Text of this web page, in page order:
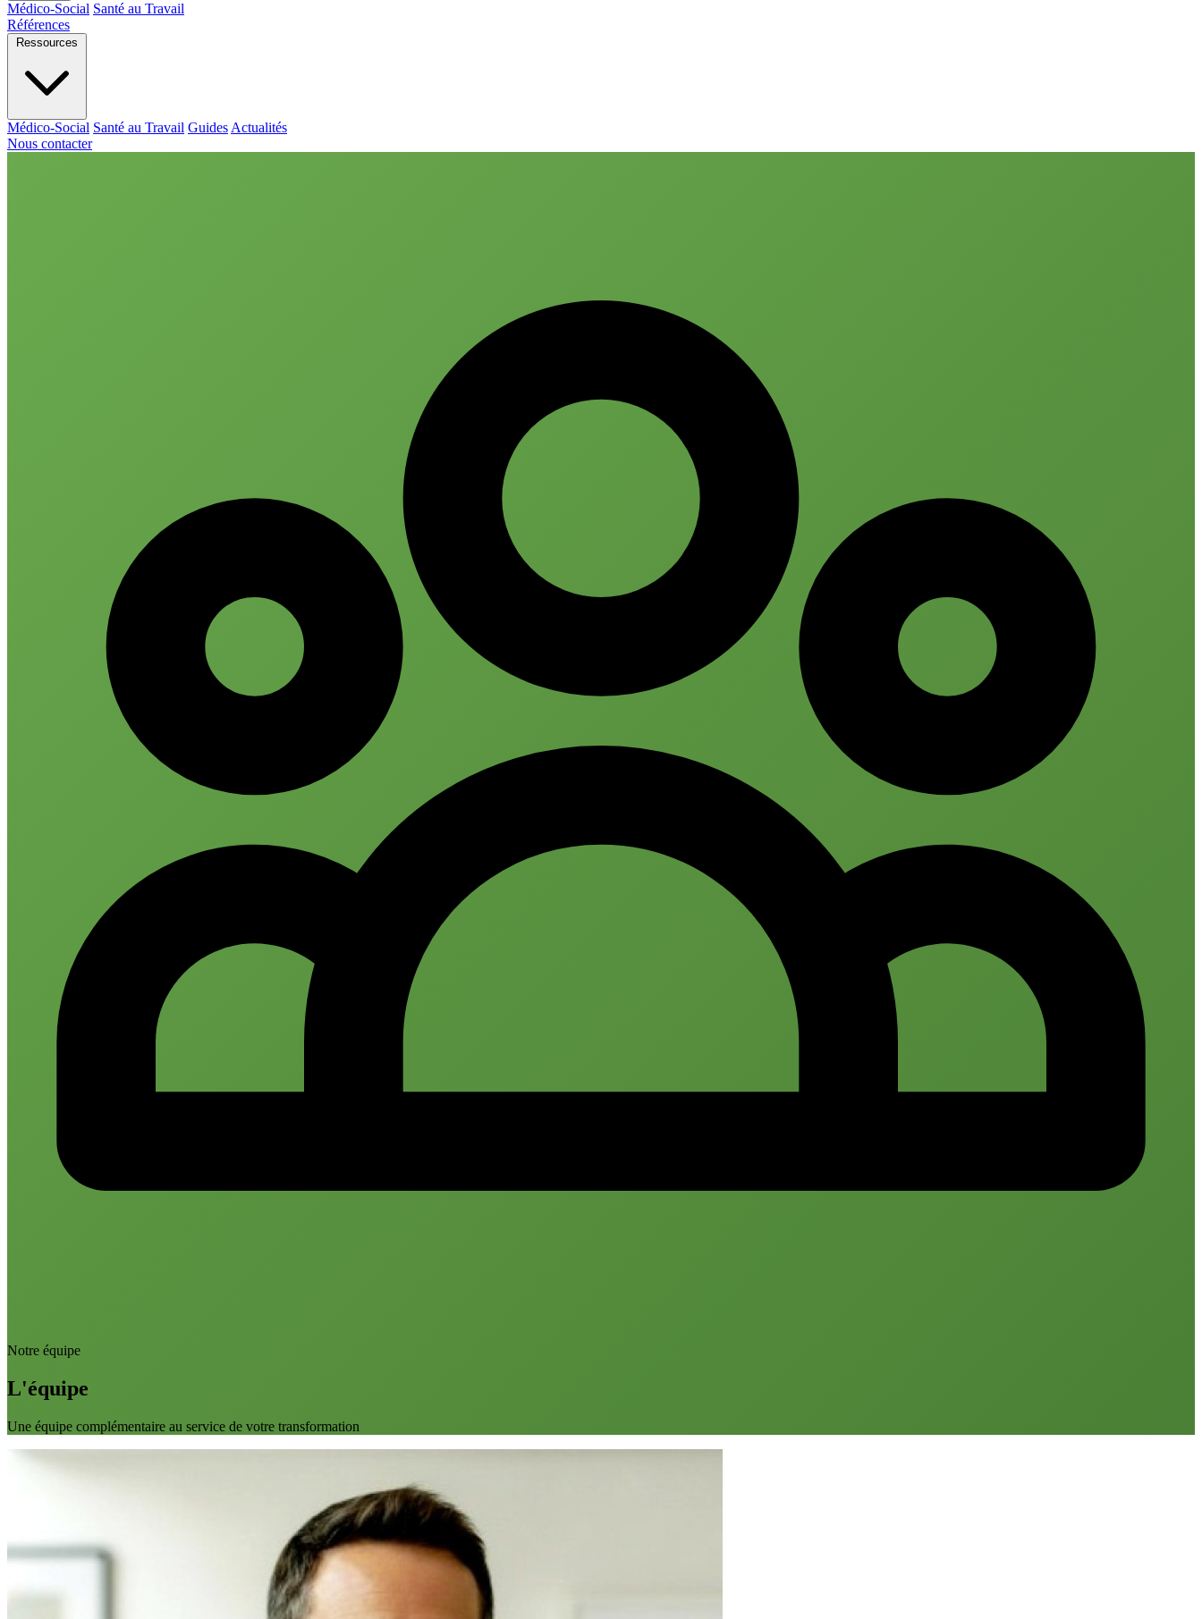
Médico-Social Santé au Travail
Références
Ressources
Médico-Social Santé au Travail Guides Actualités
Nous contacter
Notre équipe
L'équipe
Une équipe complémentaire au service de votre transformation